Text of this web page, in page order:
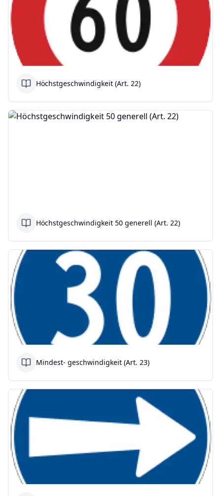
Höchstgeschwindigkeit (Art. 22)
Höchstgeschwindigkeit 50 generell (Art. 22)
Mindest- geschwindigkeit (Art. 23)